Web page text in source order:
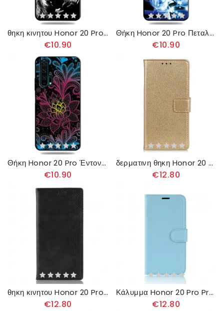
θηκη κινητου Honor 20 Pro Αγριο Λιοντάρι
€10.90
Θήκη Honor 20 Pro Πεταλούδα Και Μπλε Λουλούδια
€10.90
Θήκη Honor 20 Pro Έντονο Floral
€10.90
δερματινη θηκη Honor 20 Pro Εκτεθειμένες Ραφές Lychee
€12.80
θηκη κινητου Honor 20 Pro Θήκη Flip Στυλιζαρισμένο Vintage Δερμάτινο Εφέ
€12.80
Κάλυμμα Honor 20 Pro Premium Leather Effect Litchi
€12.80